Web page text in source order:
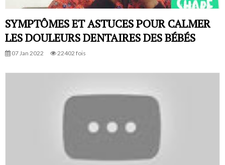
SYMPTÔMES ET ASTUCES POUR CALMER
LES DOULEURS DENTAIRES DES BÉBÉS
07 Jan 2022 22402 fois